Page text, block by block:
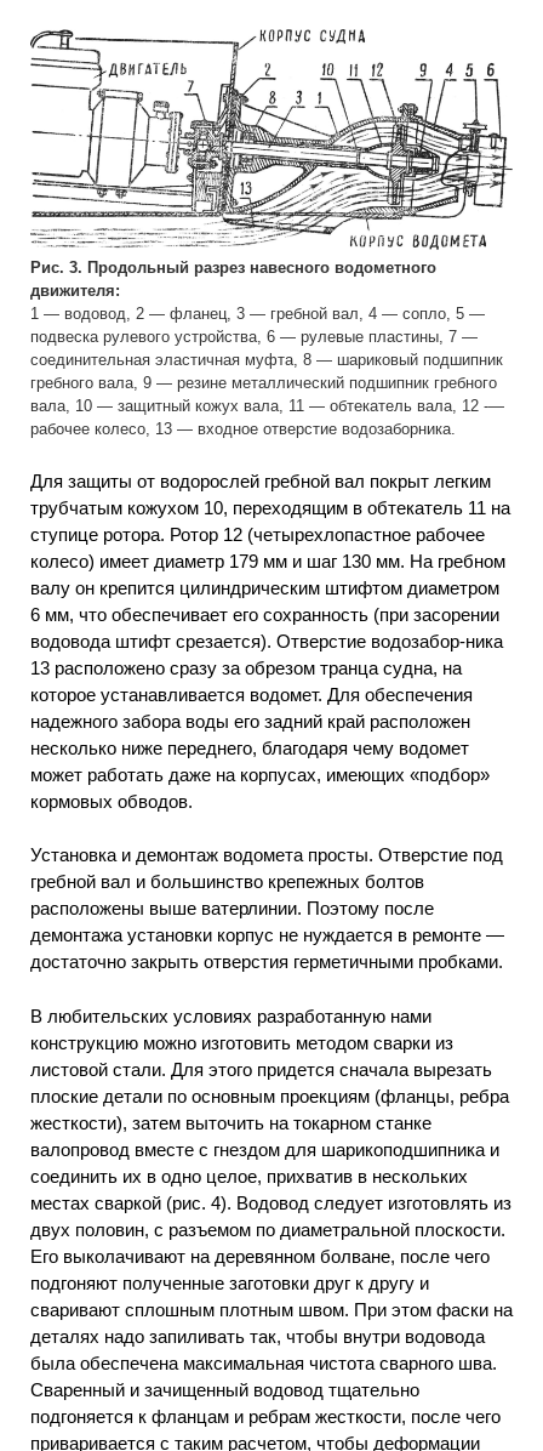
Рис. 3. Продольный разрез навесного водометного
движителя:
1 — водовод, 2 — фланец, 3 — гребной вал, 4 — сопло, 5 —
подвеска рулевого устройства, 6 — рулевые пластины, 7 —
соединительная эластичная муфта, 8 — шариковый подшипник
гребного вала, 9 — резине металлический подшипник гребного
вала, 10 — защитный кожух вала, 11 — обтекатель вала, 12 -—
рабочее колесо, 13 — входное отверстие водозаборника.
Для защиты от водорослей гребной вал покрыт легким
трубчатым кожухом 10, переходящим в обтекатель 11 на
ступице ротора. Ротор 12 (четырехлопастное рабочее
колесо) имеет диаметр 179 мм и шаг 130 мм. На гребном
валу он крепится цилиндрическим штифтом диаметром
6 мм, что обеспечивает его сохранность (при засорении
водовода штифт срезается). Отверстие водозабор-ника
13 расположено сразу за обрезом транца судна, на
которое устанавливается водомет. Для обеспечения
надежного забора воды его задний край расположен
несколько ниже переднего, благодаря чему водомет
может работать даже на корпусах, имеющих «подбор»
кормовых обводов.
Установка и демонтаж водомета просты. Отверстие под
гребной вал и большинство крепежных болтов
расположены выше ватерлинии. Поэтому после
демонтажа установки корпус не нуждается в ремонте —
достаточно закрыть отверстия герметичными пробками.
В любительских условиях разработанную нами
конструкцию можно изготовить методом сварки из
листовой стали. Для этого придется сначала вырезать
плоские детали по основным проекциям (фланцы, ребра
жесткости), затем выточить на токарном станке
валопровод вместе с гнездом для шарикоподшипника и
соединить их в одно целое, прихватив в нескольких
местах сваркой (рис. 4). Водовод следует изготовлять из
двух половин, с разъемом по диаметральной плоскости.
Его выколачивают на деревянном болване, после чего
подгоняют полученные заготовки друг к другу и
сваривают сплошным плотным швом. При этом фаски на
деталях надо запиливать так, чтобы внутри водовода
была обеспечена максимальная чистота сварного шва.
Сваренный и зачищенный водовод тщательно
подгоняется к фланцам и ребрам жесткости, после чего
приваривается с таким расчетом, чтобы деформации